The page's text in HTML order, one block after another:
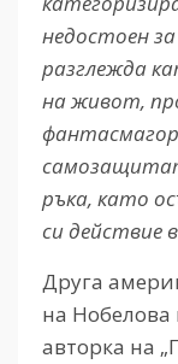
недостоен
разглежда
на живот,
ръка, като
си действие
Друга
на Нобелова
авторка на